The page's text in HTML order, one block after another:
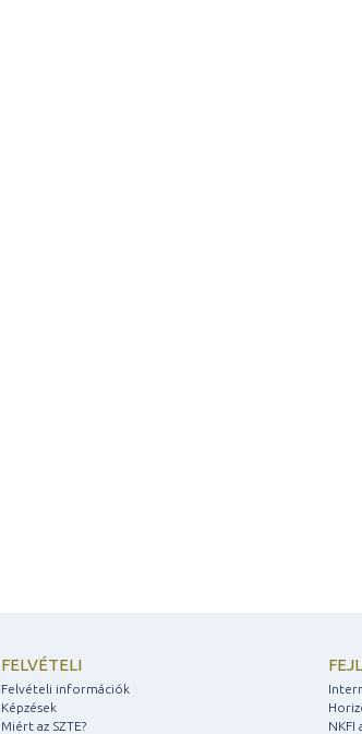
FELVÉTELI
Felvételi információk
Képzések
Miért az SZTE?
NKFI